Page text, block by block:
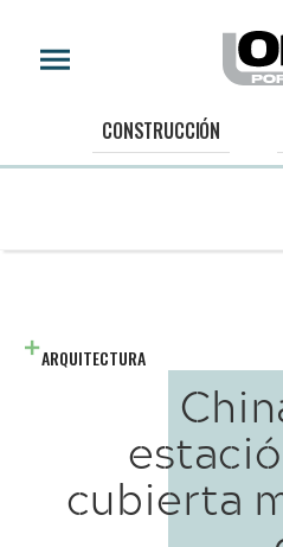
CONSTRUCCIÓN
ARQUITECTURA
cubierta